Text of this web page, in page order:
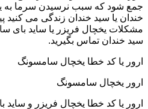
جمع شود که سبب نرسیدن سرما به
خندان یا سید خندان زندگی می کنید
مشکلات یخچال فریزر یا ساید بای
سید خندان تماس بگیرید.
ارور یا کد خطا یخچال سامسونگ
ارور یخچال سامسونگ